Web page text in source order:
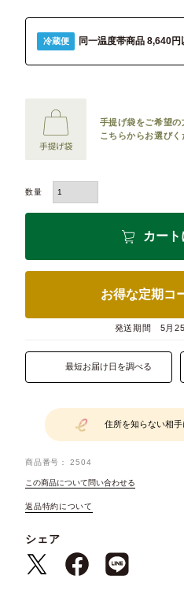
冷蔵便 同一温度帯商品 8,640
手提げ袋をご希望の
こちらからお選びく
カー
お得な定期コ
発送期間 5月
最短お届け日を調べる
住所を知らない相
商品番号 2504
この商品について問い合わせる
返品特約について
シェア